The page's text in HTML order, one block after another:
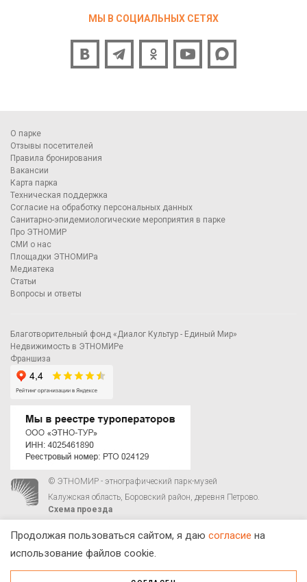
МЫ В СОЦИАЛЬНЫХ СЕТЯХ
О парке
Отзывы посетителей
Правила бронирования
Вакансии
Карта парка
Техническая поддержка
Согласие на обработку персональных данных
Санитарно-эпидемиологические мероприятия в парке
Про ЭТНОМИР
СМИ о нас
Площадки ЭТНОМИРа
Медиатека
Статьи
Вопросы и ответы
Благотворительный фонд «Диалог Культур - Единый Мир»
Недвижимость в ЭТНОМИРе
Франшиза
© ЭТНОМИР - этнографический парк-музей
Калужская область, Боровский район, деревня Петрово.
Схема проезда
Продолжая пользоваться сайтом, я даю согласие на
использование файлов cookie.